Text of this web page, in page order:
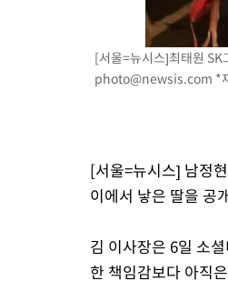
[서울=뉴시스]최태원
photo@newsis.com *
[서울=뉴시스] 남정
이에서 낳은 딸을 공
김 이사장은 6일 소
한 책임감보다 아직